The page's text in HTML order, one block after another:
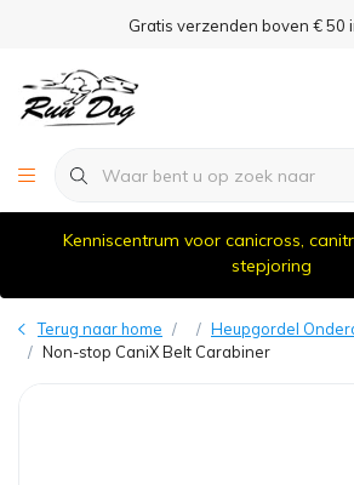
Gratis verzenden boven € 50
Kenniscentrum voor canicross,
stepjoring
Terug naar home
Heupgordel
Non-stop CaniX Belt Carabiner